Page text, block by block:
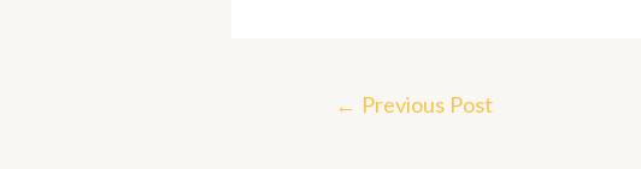
← Previous Post